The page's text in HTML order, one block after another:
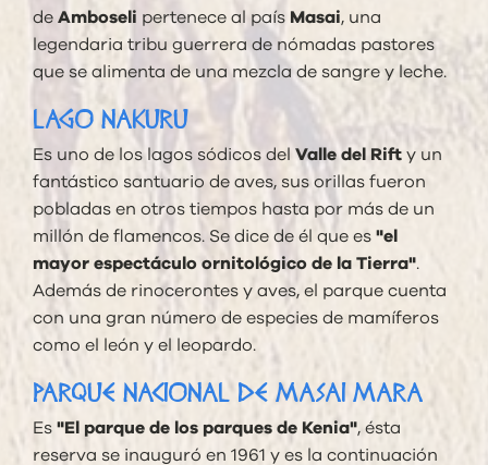
de Amboseli pertenece al país Masai, una
legendaria tribu guerrera de nómadas pastores
que se alimenta de una mezcla de sangre y leche.
LAGO NAKURU
Es uno de los lagos sódicos del Valle del Rift y un
fantástico santuario de aves, sus orillas fueron
pobladas en otros tiempos hasta por más de un
millón de flamencos. Se dice de él que es "el
mayor espectáculo ornitológico de la Tierra".
Además de rinocerontes y aves, el parque cuenta
con una gran número de especies de mamíferos
como el león y el leopardo.
PARQUE NACIONAL DE MASAI MARA
Es "El parque de los parques de Kenia", ésta
reserva se inauguró en 1961 y es la continuación